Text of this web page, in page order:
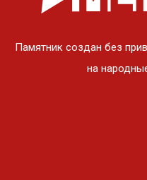
Памятник создан без
на